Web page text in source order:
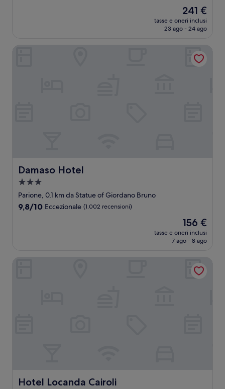
Il
prezzo
attuale
241 €
241 €
tasse e oneri inclusi
23 ago - 24 ago
Damaso Hotel
Damaso Hotel
Struttura
a
3.0
Parione, 0,1 km da Statue of Giordano Bruno
9.8
9,8/10 Eccezionale (1.002 recensioni)
Il
prezzo
attuale
156 €
156 €
tasse e oneri inclusi
7 ago - 8 ago
Hotel Locanda Cairoli
Hotel Locanda Cairoli